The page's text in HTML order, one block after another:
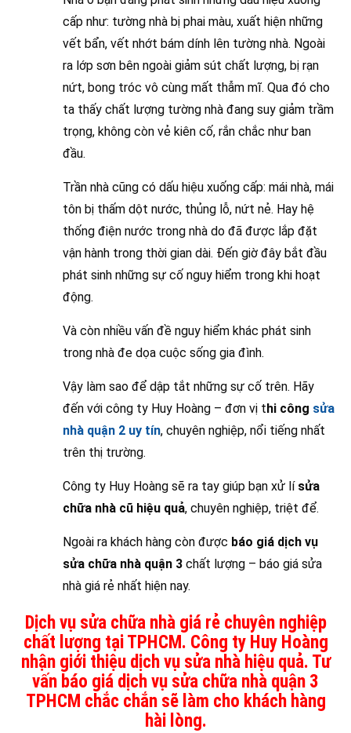
cấp như: tường nhà bị phai màu, xuất hiện những
vết bẩn, vết nhớt bám dính lên tường nhà. Ngoài
ra lớp sơn bên ngoài giảm sút chất lượng, bị rạn
nứt, bong tróc vô cùng mất thẫm mĩ. Qua đó cho
ta thấy chất lượng tường nhà đang suy giảm trầm
trọng, không còn vẻ kiên cố, rắn chắc như ban
đầu.
Trần nhà cũng có dấu hiệu xuống cấp: mái nhà, mái
tôn bị thấm dột nước, thủng lỗ, nứt nẻ. Hay hệ
thống điện nước trong nhà do đã được lắp đặt
vận hành trong thời gian dài. Đến giờ đây bắt đầu
phát sinh những sự cố nguy hiểm trong khi hoạt
động.
Và còn nhiều vấn đề nguy hiểm khác phát sinh
trong nhà đe dọa cuộc sống gia đình.
Vậy làm sao để dập tắt những sự cố trên. Hãy
đến với công ty Huy Hoàng – đơn vị t hi công sửa
nhà quận 2 uy tín, chuyên nghiệp, nổi tiếng nhất
trên thị trường.
Công ty Huy Hoàng sẽ ra tay giúp bạn xử lísửa
chữa nhà cũ hiệu quả, chuyên nghiệp, triệt để.
Ngoài ra khách hàng còn được báo giá dịch vụ
sửa chữa nhà quận 3 chất lượng – báo giá sửa
nhà giá rẻ nhất hiện nay.
Dịch vụ sửa chữa nhà giá rẻ chuyên nghiệp
chất lượng tại TPHCM. Công ty Huy Hoàng
nhận giới thiệu dịch vụ sửa nhà hiệu quả. Tư
vấn báo giá dịch vụ sửa chữa nhà quận 3
TPHCM chắc chắn sẽ làm cho khách hàng
hài lòng.